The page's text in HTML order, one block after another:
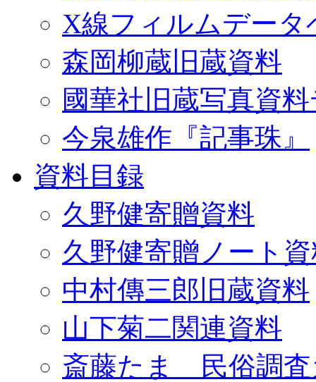
X線フィルムデータ
森岡柳蔵旧蔵資料
國華社旧蔵写真資
今泉雄作『記事珠』
資料目録
久野健寄贈資料
久野健寄贈ノート
中村傳三郎旧蔵資料
山下菊二関連資料
斎藤たま 民俗調査